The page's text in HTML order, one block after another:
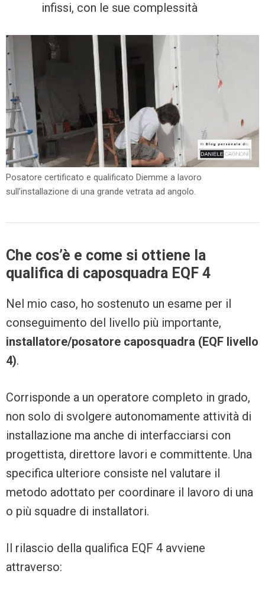
infissi, con le sue complessità
Posatore certificato e qualificato Diemme a lavoro
sull’installazione di una grande vetrata ad angolo.
Che cos’è e come si ottiene la
qualifica di caposquadra EQF 4
Nel mio caso, ho sostenuto un esame per il
conseguimento del livello più importante,
installatore/posatore caposquadra (EQF livello
4).
Corrisponde a un operatore completo in grado,
non solo di svolgere autonomamente attività di
installazione ma anche di interfacciarsi con
progettista, direttore lavori e committente. Una
specifica ulteriore consiste nel valutare il
metodo adottato per coordinare il lavoro di una
o più squadre di installatori.
Il rilascio della qualifica EQF 4 avviene
attraverso: